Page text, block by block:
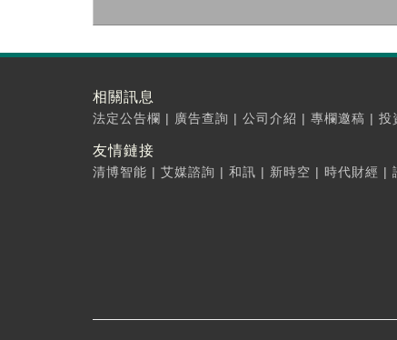
相關訊息
法定公告欄 | 廣告查詢 | 公司介紹 | 專欄邀稿 | 投
友情鏈接
清博智能 | 艾媒諮詢 | 和訊 | 新時空 | 時代財經 |